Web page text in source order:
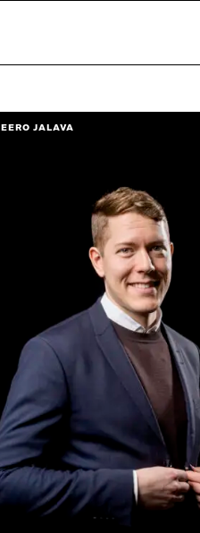
EERO JALAVA